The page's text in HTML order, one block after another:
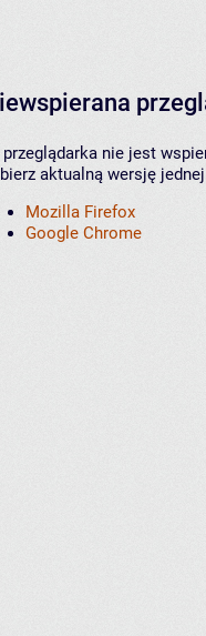
przeglądarka nie jest
aktualną wersję
Mozilla Firefox
Google Chrome